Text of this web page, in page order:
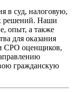
в суд, налоговую,
решений. Наши
опыт, а также
для оказания
СРО оценщиков,
гражданскую